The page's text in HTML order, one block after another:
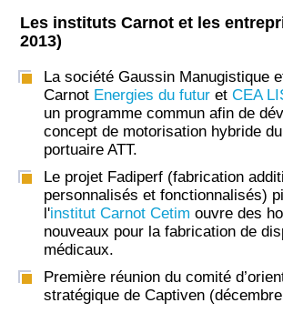
Les instituts Carnot et les
2013)
La société Gaussin Manugistique
Carnot Energies du futur et CEA
un programme commun afin de
concept de motorisation hybride
portuaire ATT.
Le projet Fadiperf (fabrication
personnalisés et fonctionnalisés)
l'institut Carnot Cetim ouvre des
nouveaux pour la fabrication de
médicaux.
Première réunion du comité
stratégique de Captiven